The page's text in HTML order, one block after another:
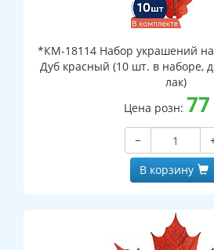
*КМ-18114 Набор украшений на
Дуб красный (10 шт. в наборе,
лак)
Цена розн: 77
−
В корзину